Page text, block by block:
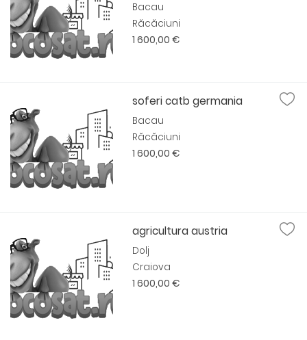
Bacau
Răcăciuni
1 600,00 €
soferi catb germania
Bacau
Răcăciuni
1 600,00 €
agricultura austria
Dolj
Craiova
1 600,00 €